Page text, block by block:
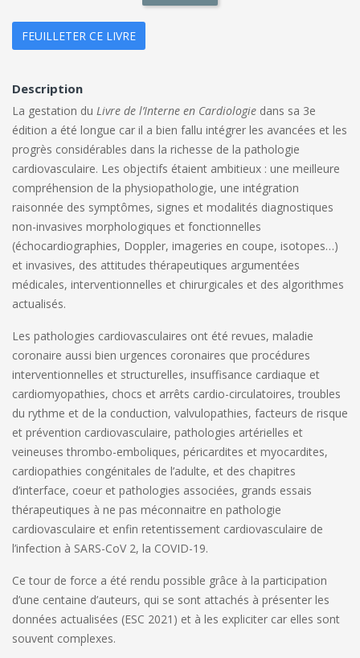
FEUILLETER CE LIVRE
Description
La gestation du Livre de l’Interne en Cardiologie dans sa 3e
édition a été longue car il a bien fallu intégrer les avancées et les
progrès considérables dans la richesse de la pathologie
cardiovasculaire. Les objectifs étaient ambitieux : une meilleure
compréhension de la physiopathologie, une intégration
raisonnée des symptômes, signes et modalités diagnostiques
non-invasives morphologiques et fonctionnelles
(échocardiographies, Doppler, imageries en coupe, isotopes…)
et invasives, des attitudes thérapeutiques argumentées
médicales, interventionnelles et chirurgicales et des algorithmes
actualisés.
Les pathologies cardiovasculaires ont été revues, maladie
coronaire aussi bien urgences coronaires que procédures
interventionnelles et structurelles, insuffisance cardiaque et
cardiomyopathies, chocs et arrêts cardio-circulatoires, troubles
du rythme et de la conduction, valvulopathies, facteurs de risque
et prévention cardiovasculaire, pathologies artérielles et
veineuses thrombo-emboliques, péricardites et myocardites,
cardiopathies congénitales de l’adulte, et des chapitres
d’interface, coeur et pathologies associées, grands essais
thérapeutiques à ne pas méconnaitre en pathologie
cardiovasculaire et enfin retentissement cardiovasculaire de
l’infection à SARS-CoV 2, la COVID-19.
Ce tour de force a été rendu possible grâce à la participation
d’une centaine d’auteurs, qui se sont attachés à présenter les
données actualisées (ESC 2021) et à les expliciter car elles sont
souvent complexes.